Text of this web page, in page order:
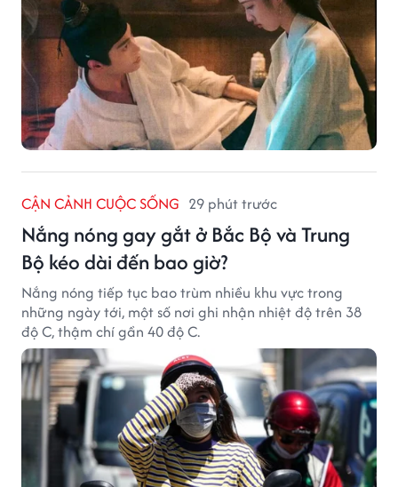
CẬN CẢNH CUỘC SỐNG 29 phút trước
Nắng nóng gay gắt ở Bắc Bộ và Trung
Bộ kéo dài đến bao giờ?
Nắng nóng tiếp tục bao trùm nhiều khu vực trong
những ngày tới, một số nơi ghi nhận nhiệt độ trên 38
độ C, thậm chí gần 40 độ C.